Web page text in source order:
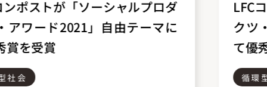
LFCコンポストが「ソーシャルプロダ
クツ・アワード2021」自由テーマに
て優秀賞を受賞